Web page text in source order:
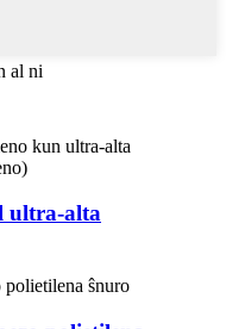
al ni
ultra-alta